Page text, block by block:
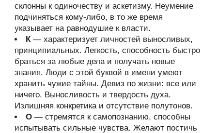
склонны к одиночеству и аскетизму. Неумение
подчиняться кому-либо, в то же время
указывает на равнодушие к власти.
К— характеризует личностей выносливых,
принципиальных. Легкость, способность быстро
браться за любые дела и получать новые
знания. Люди с этой буквой в имени умеют
хранить чужие тайны. Девиз по жизни: все или
ничего. Выносливость и твердость духа.
Излишняя конкретика и отсутствие полутонов.
О — стремятся к самопознанию, способны
испытывать сильные чувства. Желают постичь